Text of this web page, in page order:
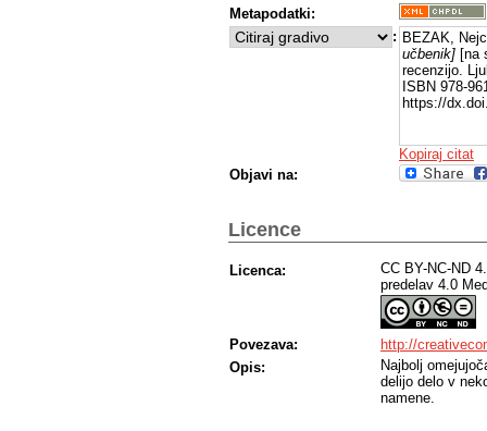
Metapodatki:
: BEZAK,
učbenik] [na
recenzijo.
ISBN 978-
https://
Kopiraj citat
Objavi na:
Licence
Licenca:
CC BY-NC-ND
predelav 4.0
Povezava:
http://
Opis:
Najbolj
delijo delo v
namene.